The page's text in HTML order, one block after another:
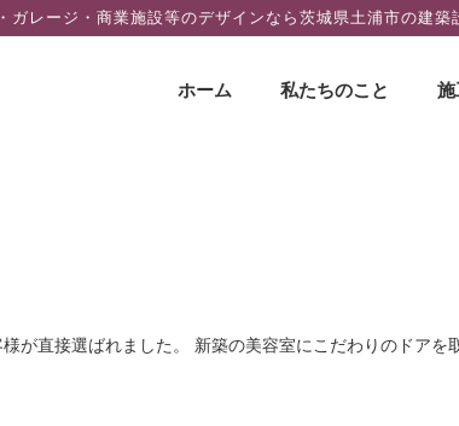
ガレージ・商業施設等のデザインなら茨城県土浦市の建
コ
プ
ホーム 私たちのこと 施
が直接選ばれました。 新築の美容室にこだわりのドアを